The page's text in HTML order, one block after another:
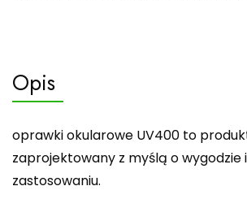
Opis
oprawki okularowe UV400 to
zaprojektowany z myślą o
zastosowaniu.